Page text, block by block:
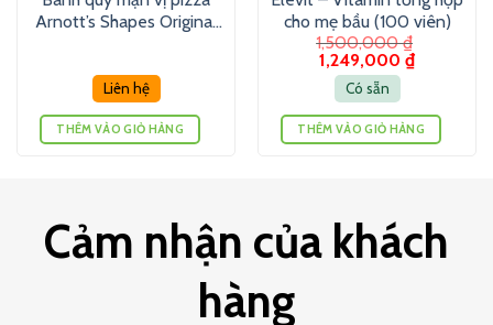
Arnott’s Shapes Original
Liên hệ
THÊM VÀO GIỎ HÀNG
cho mẹ bầu (100 viên)
1,500,000₫
1,249,000 ₫
Có sẵn
THÊM VÀO GIỎ HÀNG
Cảm nhận của khách
hàng